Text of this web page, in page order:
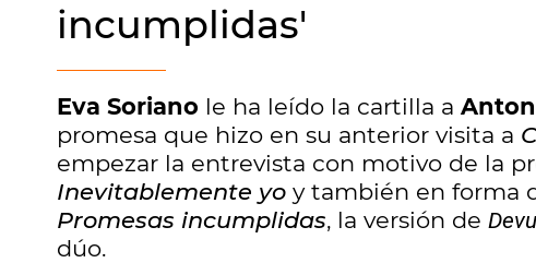
incumplidas'
Eva Soriano le ha leído la cartilla a
promesa que hizo en su anterior visita a
empezar la entrevista con motivo de la
Inevitablemente yo y también en forma
Promesas incumplidas, la versión de
dúo.